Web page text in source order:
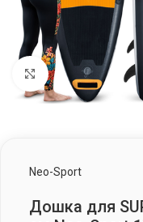
Клацніть, щоб
Neo-Sport
Дошка для